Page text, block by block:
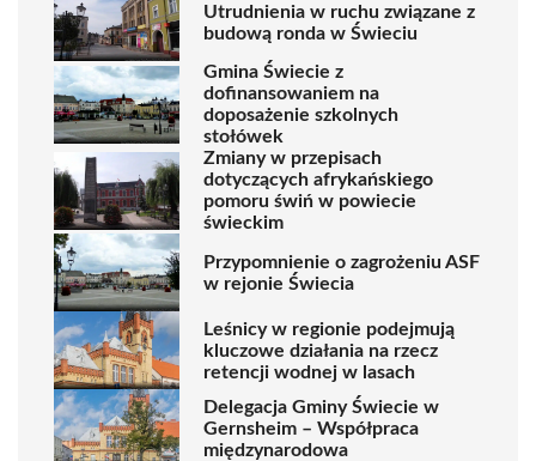
Utrudnienia w ruchu związane z
budową ronda w Świeciu
Gmina Świecie z
dofinansowaniem na
doposażenie szkolnych
stołówek
Zmiany w przepisach
dotyczących afrykańskiego
pomoru świń w powiecie
świeckim
Przypomnienie o zagrożeniu ASF
w rejonie Świecia
Leśnicy w regionie podejmują
kluczowe działania na rzecz
retencji wodnej w lasach
Delegacja Gminy Świecie w
Gernsheim – Współpraca
międzynarodowa